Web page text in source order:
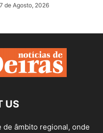
7 de Agosto, 2026
US
de âmbito regional, onde